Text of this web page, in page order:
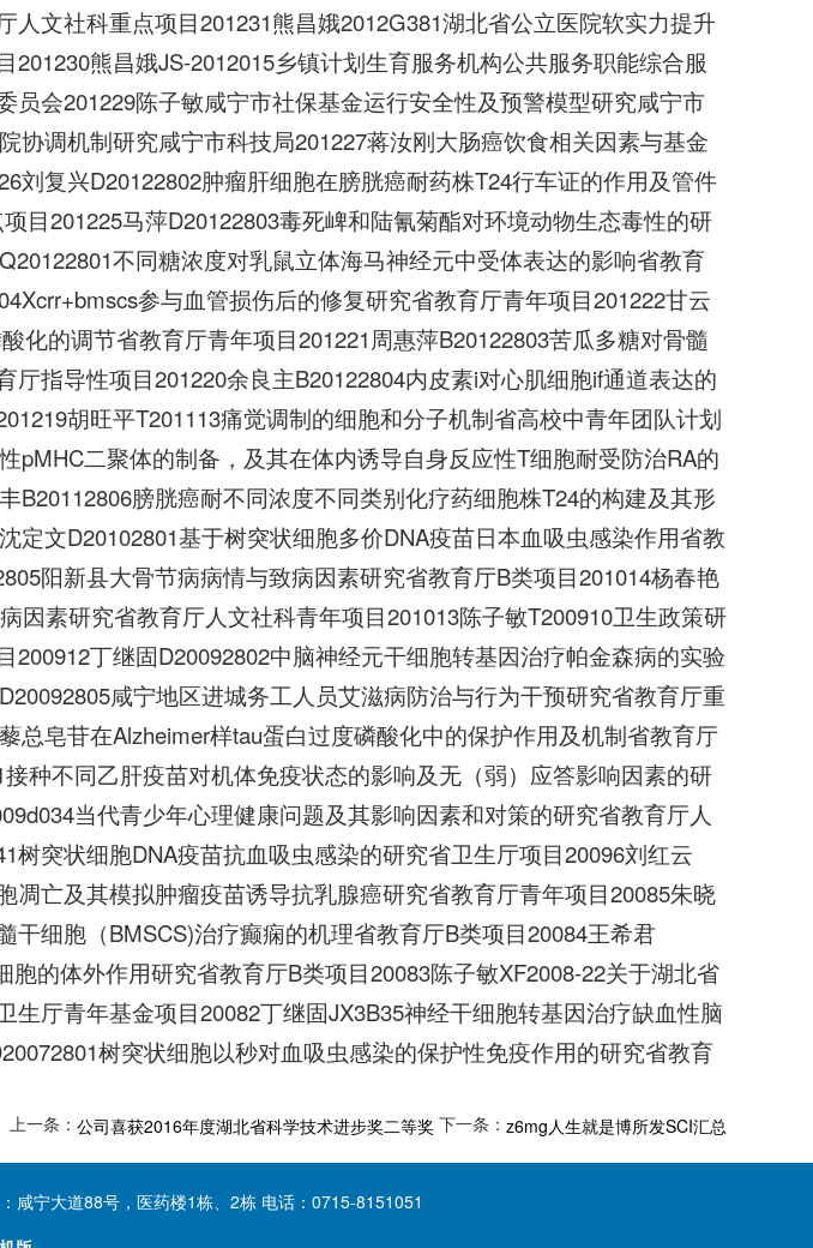
人文社科重点项目201231熊昌娥2012G381湖北省公立医院软实力提升
熊昌娥JS-2012015乡镇计划生育服务机构公共服务职能综合服
员会201229陈子敏咸宁市社保基金运行安全性及预警模型研究咸宁市
协调机制研究咸宁市科技局201227蒋汝刚大肠癌饮食相关因素与基金
刘复兴D20122802肿瘤肝细胞在膀胱癌耐药株T24行车证的作用及管件
目201225马萍D20122803毒死崥和陆氰菊酯对环境动物生态毒性的研
不同糖浓度对乳鼠立体海马神经元中受体表达的影响省教育
参与血管损伤后的修复研究省教育厅青年项目201222甘云
化的调节省教育厅青年项目201221周惠萍B20122803苦瓜多糖对骨髓
指导性项目201220余良主B20122804内皮素i对心肌细胞if通道表达的
胡旺平T201113痛觉调制的细胞和分子机制省高校中青年团队计划
pMHC二聚体的制备，及其在体内诱导自身反应性T细胞耐受防治RA的
B20112806膀胱癌耐不同浓度不同类别化疗药细胞株T24的构建及其形
定文D20102801基于树突状细胞多价DNA疫苗日本血吸虫感染作用省教
阳新县大骨节病病情与致病因素研究省教育厅B类项目201014杨春艳
因素研究省教育厅人文社科青年项目201013陈子敏T200910卫生政策研
200912丁继固D20092802中脑神经元干细胞转基因治疗帕金森病的实验
咸宁地区进城务工人员艾滋病防治与行为干预研究省教育厅重
总皂苷在Alzheimer样tau蛋白过度磷酸化中的保护作用及机制省教育厅
种不同乙肝疫苗对机体免疫状态的影响及无（弱）应答影响因素的研
当代青少年心理健康问题及其影响因素和对策的研究省教育厅人
树突状细胞DNA疫苗抗血吸虫感染的研究省卫生厅项目20096刘红云
凋亡及其模拟肿瘤疫苗诱导抗乳腺癌研究省教育厅青年项目20085朱晓
干细胞（BMSCS)治疗癫痫的机理省教育厅B类项目20084王希君
胞的体外作用研究省教育厅B类项目20083陈子敏XF2008-22关于湖北省
生厅青年基金项目20082丁继固JX3B35神经干细胞转基因治疗缺血性脑
树突状细胞以秒对血吸虫感染的保护性免疫作用的研究省教育
上一条： 公司喜获2016年度湖北省科学技术进步奖二等奖 下一条： z6mg人生就是博所发SCI汇总
咸宁大道88号，医药楼1栋、2栋 电话：0715-8151051